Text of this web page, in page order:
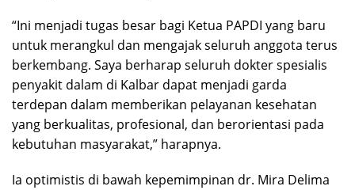
“Ini menjadi tugas besar bagi Ketua PAPDI yang baru
untuk merangkul dan mengajak seluruh anggota terus
berkembang. Saya berharap seluruh dokter spesialis
penyakit dalam di Kalbar dapat menjadi garda
terdepan dalam memberikan pelayanan kesehatan
yang berkualitas, profesional, dan berorientasi pada
kebutuhan masyarakat,” harapnya.
Ia optimistis di bawah kepemimpinan dr. Mira Delima